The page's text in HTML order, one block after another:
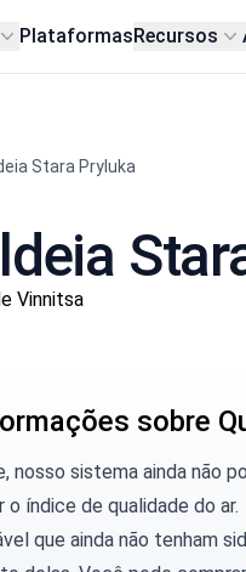
PlataformasRecursos
Stara Pryluka
Vinnitsa
sobre
nosso sistema ainda não
o índice de qualidade do ar.
que ainda não tenham